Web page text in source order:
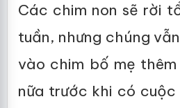
Các chim non sẽ rời
tuần, nhưng chúng
vào chim bố mẹ
nữa trước khi có